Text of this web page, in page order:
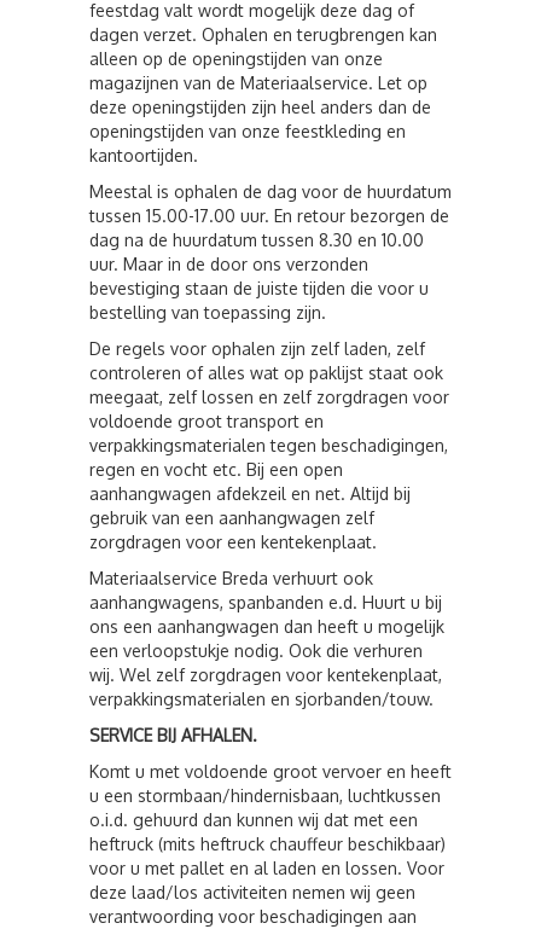
feestdag valt wordt mogelijk deze dag of
dagen verzet. Ophalen en terugbrengen kan
alleen op de openingstijden van onze
magazijnen van de Materiaalservice. Let op
deze openingstijden zijn heel anders dan de
openingstijden van onze feestkleding en
kantoortijden.
Meestal is ophalen de dag voor de huurdatum
tussen 15.00-17.00 uur. En retour bezorgen de
dag na de huurdatum tussen 8.30 en 10.00
uur. Maar in de door ons verzonden
bevestiging staan de juiste tijden die voor u
bestelling van toepassing zijn.
De regels voor ophalen zijn zelf laden, zelf
controleren of alles wat op paklijst staat ook
meegaat, zelf lossen en zelf zorgdragen voor
voldoende groot transport en
verpakkingsmaterialen tegen beschadigingen,
regen en vocht etc. Bij een open
aanhangwagen afdekzeil en net. Altijd bij
gebruik van een aanhangwagen zelf
zorgdragen voor een kentekenplaat.
Materiaalservice Breda verhuurt ook
aanhangwagens, spanbanden e.d. Huurt u bij
ons een aanhangwagen dan heeft u mogelijk
een verloopstukje nodig. Ook die verhuren
wij. Wel zelf zorgdragen voor kentekenplaat,
verpakkingsmaterialen en sjorbanden/touw.
SERVICE BIJ AFHALEN.
Komt u met voldoende groot vervoer en heeft
u een stormbaan/hindernisbaan, luchtkussen
o.i.d. gehuurd dan kunnen wij dat met een
heftruck (mits heftruck chauffeur beschikbaar)
voor u met pallet en al laden en lossen. Voor
deze laad/los activiteiten nemen wij geen
verantwoording voor beschadigingen aan